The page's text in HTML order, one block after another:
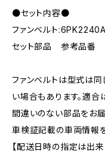
●セット内容●
ファンベルト
セット部品 参考品番
ファンベルトは型式は
い場合もあります。適合
間違いのない部品をお
車検証記載の車両情報
【配送日時の指定は出来